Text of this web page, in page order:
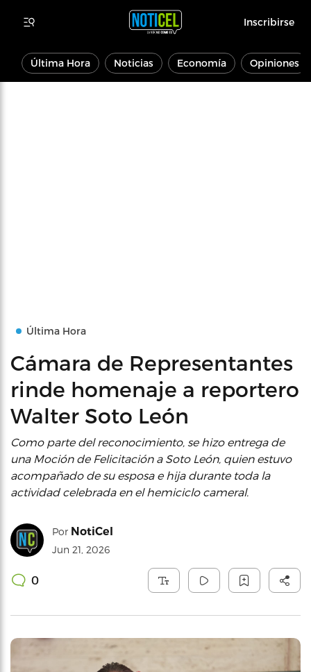
Inscribirse
Última Hora Noticias Economía Opiniones
Última Hora
Cámara de Representantes
rinde homenaje a reportero
Walter Soto León
Como parte del reconocimiento, se hizo entrega de
una Moción de Felicitación a Soto León, quien estuvo
acompañado de su esposa e hija durante toda la
actividad celebrada en el hemiciclo cameral.
Por NotiCel
Jun 21, 2026
0